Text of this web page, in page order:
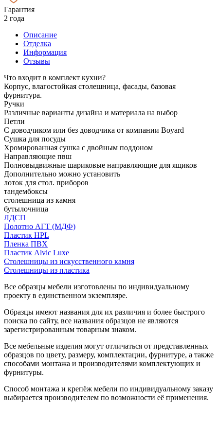
Гарантия
2 года
Описание
Отделка
Информация
Отзывы
Что входит в комплект кухни?
Корпус, влагостойкая столешница, фасады, базовая
фурнитура.
Ручки
Различные варианты дизайна и материала на выбор
Петли
С доводчиком или без доводчика от компании Boyard
Сушка для посуды
Хромированная сушка с двойным поддоном
Направляющие пвш
Полновыдвижные шариковые направляющие для ящиков
Дополнительно можно установить
лоток для стол. приборов
тандембоксы
столешница из камня
бутылочница
ЛДСП
Полотно АГТ (МДФ)
Пластик HPL
Пленка ПВХ
Пластик Alvic Luxe
Столешницы из искусственного камня
Столешницы из пластика
Все образцы мебели изготовлены по индивидуальному
проекту в единственном экземпляре.
Образцы имеют названия для их различия и более быстрого
поиска по сайту, все названия образцов не являются
зарегистрированным товарным знаком.
Все мебельные изделия могут отличаться от представленных
образцов по цвету, размеру, комплектации, фурнитуре, а также
способами монтажа и производителями комплектующих и
фурнитуры.
Способ монтажа и крепёж мебели по индивидуальному заказу
выбирается производителем по возможности её применения.